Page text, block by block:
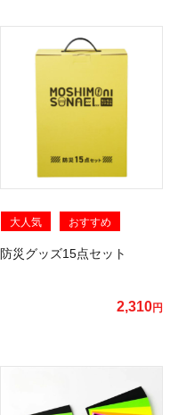
大人気 おすすめ
防災グッズ15点セット
2,310円